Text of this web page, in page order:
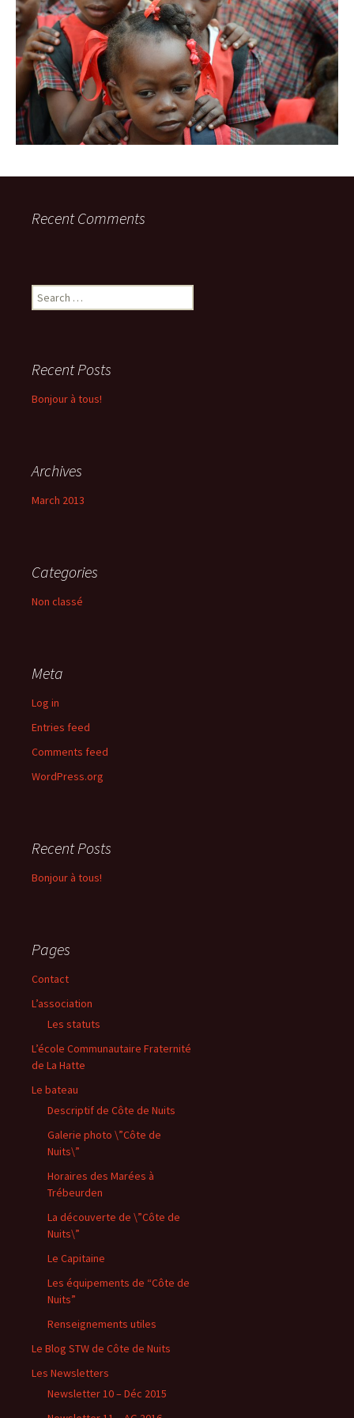
Recent Comments
Search
for:
Recent Posts
Bonjour à tous!
Archives
March 2013
Categories
Non classé
Meta
Log in
Entries feed
Comments feed
WordPress.org
Recent Posts
Bonjour à tous!
Pages
Contact
L’association
Les statuts
L’école Communautaire Fraternité
de La Hatte
Le bateau
Descriptif de Côte de Nuits
Galerie photo \”Côte de
Nuits\”
Horaires des Marées à
Trébeurden
La découverte de \”Côte de
Nuits\”
Le Capitaine
Les équipements de “Côte de
Nuits”
Renseignements utiles
Le Blog STW de Côte de Nuits
Les Newsletters
Newsletter 10 – Déc 2015